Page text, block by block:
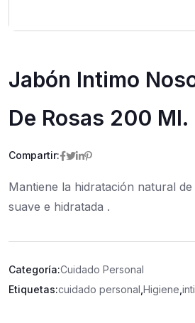
Jabón Intimo
De Rosas 200 Ml.
Compartir:
Mantiene la hidratación natural
suave e hidratada .
Categoría:Cuidado Personal
Etiquetas:cuidado personal Higiene